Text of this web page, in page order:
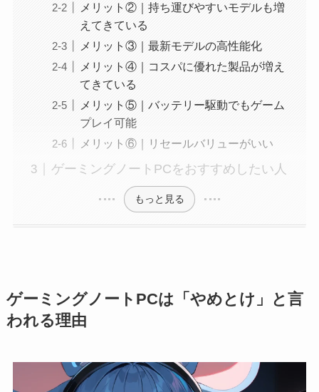
メリット②｜持ち運びやすいモデルも増
えてきている
メリット③｜最新モデルの高性能化
メリット④｜コスパに優れた製品が増え
てきている
メリット⑤｜バッテリー駆動でもゲーム
プレイ可能
メリット⑥｜リセールバリューがいい
ゲーミングノートPCをおすすめしたい人
もっと見る
ゲーミングノートPCは「やめとけ」と言
われる理由